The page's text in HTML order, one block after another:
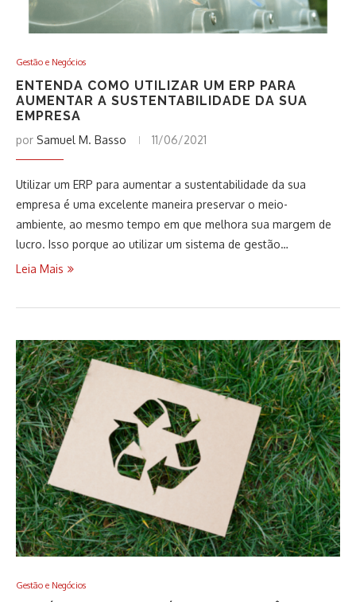
Gestão e Negócios
ENTENDA COMO UTILIZAR UM ERP PARA
AUMENTAR A SUSTENTABILIDADE DA SUA
EMPRESA
por Samuel M. Basso 11/06/2021
Utilizar um ERP para aumentar a sustentabilidade da sua
empresa é uma excelente maneira preservar o meio-
ambiente, ao mesmo tempo em que melhora sua margem de
lucro. Isso porque ao utilizar um sistema de gestão…
Leia Mais
Gestão e Negócios